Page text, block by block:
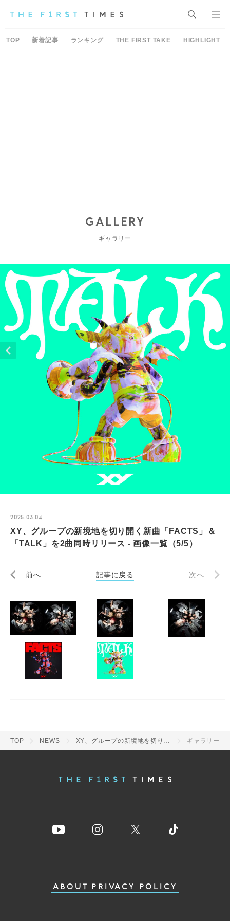
TOP 新着記事 ランキング THE FIRST TAKE HIGHLIGHT
GALLERY
ギャラリー
2025.03.04
XY、グループの新境地を切り開く新曲「FACTS」＆
「TALK」を2曲同時リリース - 画像一覧（5/5）
前へ 記事に戻る 次へ
TOP NEWS XY、グループの新境地を切り開く新曲「FACTS」＆「TALK」を2曲同時リリース ギャラリー
ABOUT PRIVACY POLICY